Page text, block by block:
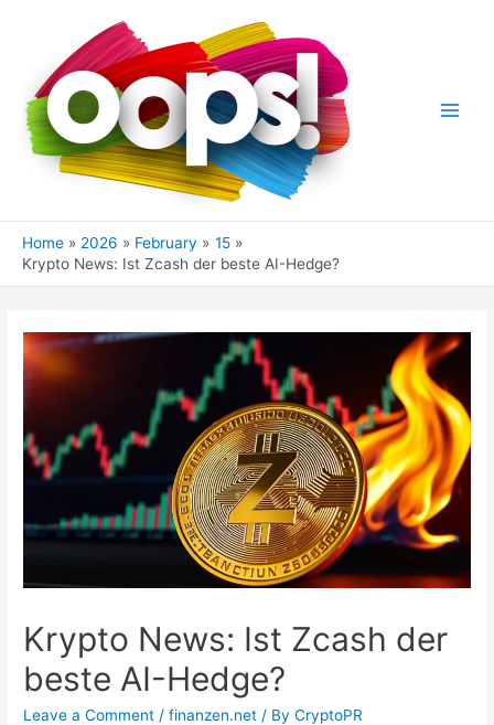
Home 2026 February
15
Krypto News: Ist Zcash der beste AI-Hedge?
Krypto News: Ist Zcash der
beste AI-Hedge?
Leave a Comment /finanzen.net / ByCryptoPR